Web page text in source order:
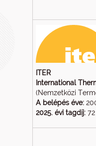
ITER
International
(Nemzetközi
A belépés éve:
2025. évi tagdíj: